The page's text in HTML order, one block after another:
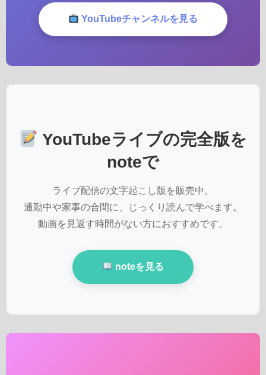
YouTubeチャンネルを見る
YouTubeライブの完全版を
noteで
ライブ配信の文字起こし版を販売中。
通勤中や家事の合間に、じっくり読んで学べます。
動画を見返す時間がない方におすすめです。
noteを見る